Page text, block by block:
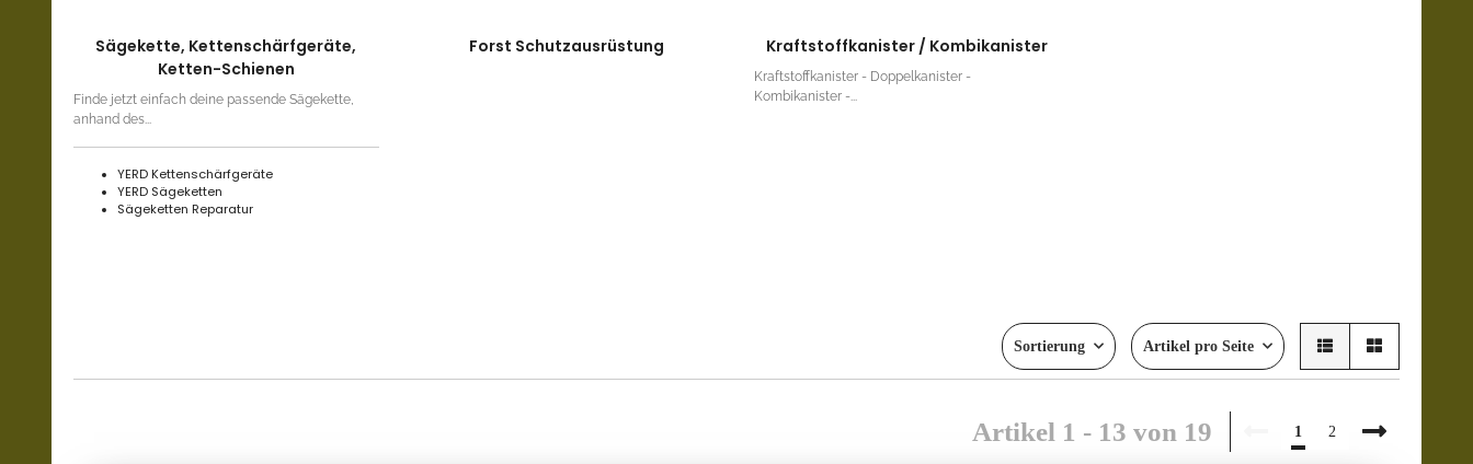
Sägekette, Kettenschärfgeräte,
Ketten-Schienen
Finde jetzt einfach deine passende Sägekette,
anhand des...
YERD Kettenschärfgeräte
YERD Sägeketten
Sägeketten Reparatur
Forst Schutzausrüstung Kraftstoffkanister / Kombikanister
Kraftstoffkanister - Doppelkanister -
Kombikanister -...
Sortierung Artikel pro Seite
Artikel 1 - 13 von 19 1 2